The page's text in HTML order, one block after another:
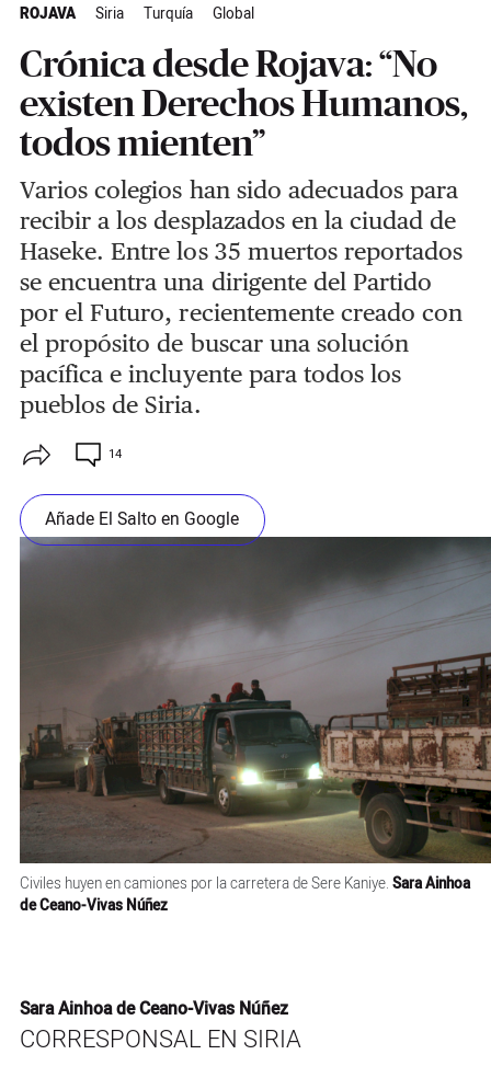
ROJAVA Siria Turquía Global
Crónica desde Rojava: “No
existen Derechos Humanos,
todos mienten”
Varios colegios han sido adecuados para
recibir a los desplazados en la ciudad de
Haseke. Entre los 35 muertos reportados
se encuentra una dirigente del Partido
por el Futuro, recientemente creado con
el propósito de buscar una solución
pacífica e incluyente para todos los
pueblos de Siria.
14
Añade El Salto en Google
Civiles huyen en camiones por la carretera de Sere Kaniye. Sara Ainhoa
de Ceano-Vivas Núñez
Sara Ainhoa de Ceano-Vivas Núñez
CORRESPONSAL EN SIRIA